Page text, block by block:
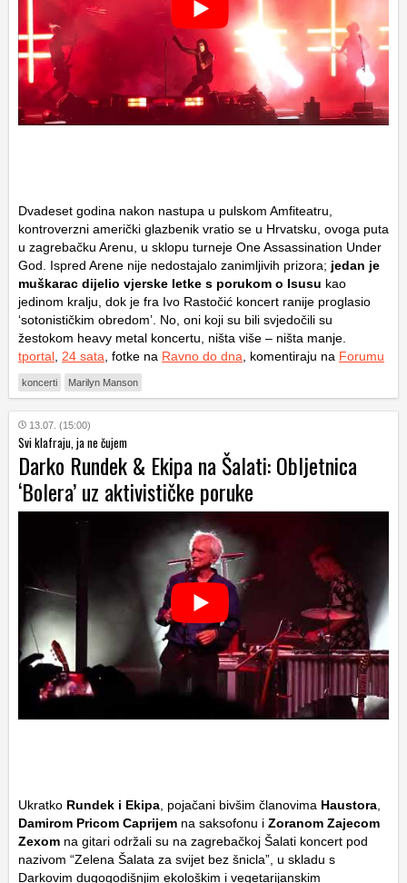
Dvadeset godina nakon nastupa u pulskom Amfiteatru,
kontroverzni američki glazbenik vratio se u Hrvatsku, ovoga puta
u zagrebačku Arenu, u sklopu turneje One Assassination Under
God. Ispred Arene nije nedostajalo zanimljivih prizora; jedan je
muškarac dijelio vjerske letke s porukom o Isusu kao
jedinom kralju, dok je fra Ivo Rastočić koncert ranije proglasio
‘sotonističkim obredom’. No, oni koji su bili svjedočili su
žestokom heavy metal koncertu, ništa više – ništa manje.
tportal 24 sata , fotke na Ravno do dna , komentiraju na Forumu
koncerti Marilyn Manson
13.07. (15:00)
Svi klafraju, ja ne čujem
Darko Rundek & Ekipa na Šalati: Obljetnica
‘Bolera’ uz aktivističke poruke
Ukratko Rundek i Ekipa , pojačani bivšim članovima Haustora
Damirom Pricom Caprijem na saksofonu i Zoranom Zajecom
Zexom na gitari održali su na zagrebačkoj Šalati koncert pod
nazivom “Zelena Šalata za svijet bez šnicla”, u skladu s
Darkovim dugogodišnjim ekološkim i vegetarijanskim